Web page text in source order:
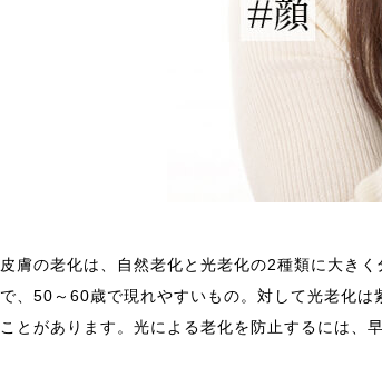
皮膚の老化は、自然老化と光老化の2種類に大き
で、50～60歳で現れやすいもの。対して光老化
ことがあります。光による老化を防止するには、